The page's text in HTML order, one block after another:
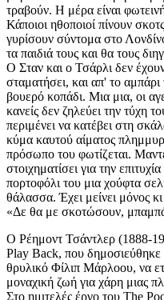
τραβούν. Η μέρα είναι
Κάποιοι ηθοποιοί πίνουν
γυρίσουν σύντομα στο
τα παιδιά τους και θα τους
Ο Σταν και ο Τσάρλι δεν
σταματήσει, και απ' το αμπάρι
βουερό κοπάδι. Μια μια, οι
κανείς δεν ζηλεύει την τύχη
περιμένει να κατέβει στη
κύμα καυτού αίματος
πρόσωπο του φωτίζεται.
στοιχηματίσει για την
πορτοφόλι του μια χούφτα
θάλασσα. Έχει μείνει μόνος
«Δε θα με σκοτώσουν,
Ο Ρέημοντ Τσάντλερ (1888-
Play Back, που δημοσιεύθηκε
θρυλικό Φίλιπ Μάρλοου, να
μοναχική ζωή για χάρη μιας
Στο ημιτελές έργο του The